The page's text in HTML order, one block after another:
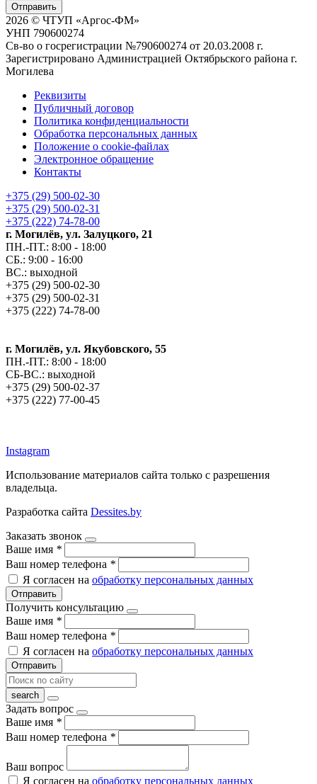
Отправить
2026 © ЧТУП «Аргос-ФМ»
УНП 790600274
Св-во о госрегистрации №790600274 от 20.03.2008 г.
Зарегистрировано Администрацией Октябрьского района г.
Могилева
Реквизиты
Публичный договор
Политика конфиденциальности
Обработка персональных данных
Положение о cookie-файлах
Электронное обращение
Контакты
+375 (29) 500-02-30
+375 (29) 500-02-31
+375 (222) 74-78-00
г. Могилёв, ул. Залуцкого, 21
ПН.-ПТ.: 8:00 - 18:00
СБ.: 9:00 - 16:00
ВС.: выходной
+375 (29) 500-02-30
+375 (29) 500-02-31
+375 (222) 74-78-00
г. Могилёв, ул. Якубовского, 55
ПН.-ПТ.: 8:00 - 18:00
СБ-ВС.: выходной
+375 (29) 500-02-37
+375 (222) 77-00-45
Instagram
Использование материалов сайта только с разрешения
владельца.
Разработка сайта Dessites.by
Заказать звонок
Ваше имя *
Ваш номер телефона *
Я согласен на обработку персональных данных
Отправить
Получить консультацию
Ваше имя *
Ваш номер телефона *
Я согласен на обработку персональных данных
Отправить
Задать вопрос
Ваше имя *
Ваш номер телефона *
Ваш вопрос
Я согласен на обработку персональных данных